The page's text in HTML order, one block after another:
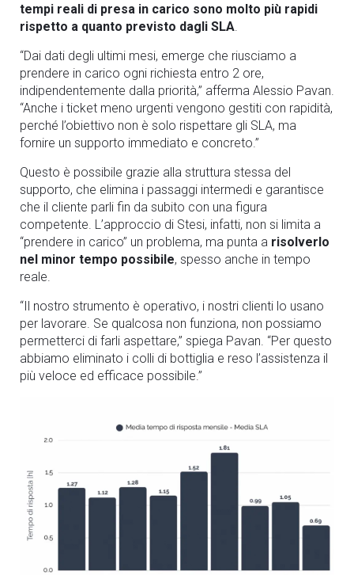
tempi reali di presa in carico sono molto più rapidi
rispetto a quanto previsto dagli SLA
“Dai dati degli ultimi mesi, emerge che riusciamo a
prendere in carico ogni richiesta entro 2 ore,
indipendentemente dalla priorità,” afferma Alessio Pavan.
“Anche i ticket meno urgenti vengono gestiti con rapidità,
perché l’obiettivo non è solo rispettare gli SLA, ma
fornire un supporto immediato e concreto.”
Questo è possibile grazie alla struttura stessa del
supporto, che elimina i passaggi intermedi e garantisce
che il cliente parli fin da subito con una figura
competente. L’approccio di Stesi, infatti, non si limita a
“prendere in carico” un problema, ma punta a risolverlo
nel minor tempo possibile, spesso anche in tempo
reale.
“Il nostro strumento è operativo, i nostri clienti lo usano
per lavorare. Se qualcosa non funziona, non possiamo
permetterci di farli aspettare,” spiega Pavan. “Per questo
abbiamo eliminato i colli di bottiglia e reso l’assistenza il
più veloce ed efficace possibile.”